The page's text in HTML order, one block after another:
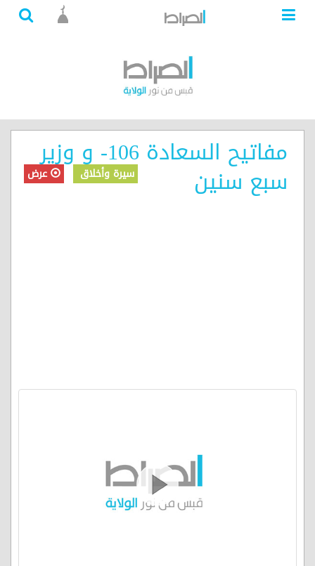
مفاتيح السعادة 106- و وزير
سبع سنين سيرة وأخلاق عرض